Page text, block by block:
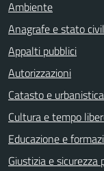
Ambiente
Anagrafe e stato
Appalti pubblici
Autorizzazioni
Catasto e urbanistica
Cultura e tempo
Educazione e
Giustizia e sicurezza